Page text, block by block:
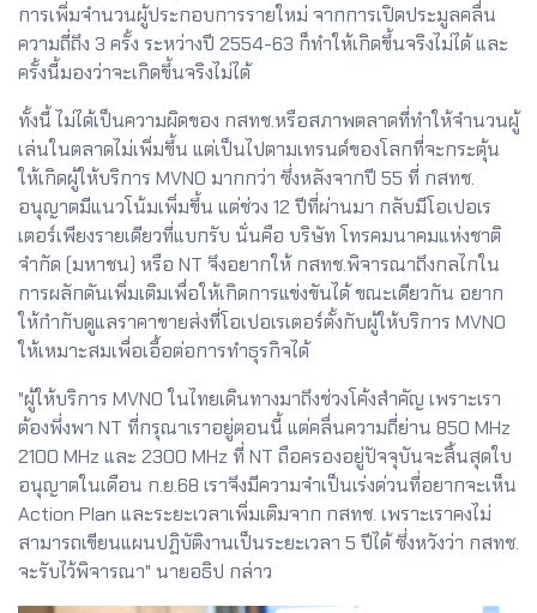
การเพิ่มจำนวนผู้ประกอบการรายใหม่ จากการเปิดประมูลคลื่น
ความถี่ถึง 3 ครั้ง ระหว่างปี 2554-63 ก็ทำให้เกิดขึ้นจริงไม่ได้ และ
ครั้งนี้มองว่าจะเกิดขึ้นจริงไม่ได้
ทั้งนี้ ไม่ได้เป็นความผิดของ กสทช.หรือสภาพตลาดที่ทำให้จำนวนผู้
เล่นในตลาดไม่เพิ่มขึ้น แต่เป็นไปตามเทรนด์ของโลกที่จะกระตุ้น
ให้เกิดผู้ให้บริการ MVNO มากกว่า ซึ่งหลังจากปี 55 ที่ กสทช.
อนุญาตมีแนวโน้มเพิ่มขึ้น แต่ช่วง 12 ปีที่ผ่านมา กลับมีโอเปอเร
เตอร์เพียงรายเดียวที่แบกรับ นั่นคือ บริษัท โทรคมนาคมแห่งชาติ
จำกัด (มหาชน) หรือ NT จึงอยากให้ กสทช.พิจารณาถึงกลไกใน
การผลักดันเพิ่มเติมเพื่อให้เกิดการแข่งขันได้ ขณะเดียวกัน อยาก
ให้กำกับดูแลราคาขายส่งที่โอเปอเรเตอร์ตั้งกับผู้ให้บริการ MVNO
ให้เหมาะสมเพื่อเอื้อต่อการทำธุรกิจได้
"ผู้ให้บริการ MVNO ในไทยเดินทางมาถึงช่วงโค้งสำคัญ เพราะเรา
ต้องพึ่งพา NT ที่กรุณาเราอยู่ตอนนี้ แต่คลื่นความถี่ย่าน 850 MHz
2100 MHz และ 2300 MHz ที่ NT ถือครองอยู่ปัจจุบันจะสิ้นสุดใบ
อนุญาตในเดือน ก.ย.68 เราจึงมีความจําเป็นเร่งด่วนที่อยากจะเห็น
Action Plan และระยะเวลาเพิ่มเติมจาก กสทช. เพราะเราคงไม่
สามารถเขียนแผนปฏิบัติงานเป็นระยะเวลา 5 ปีได้ ซึ่งหวังว่า กสทช.
จะรับไว้พิจารณา" นายอธิป กล่าว